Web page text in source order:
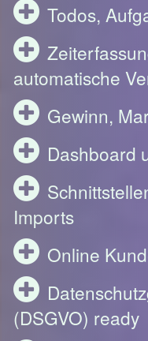
Todos,
automatische
Gewinn,
Dashboard
Imports
Online
(DSGVO) ready